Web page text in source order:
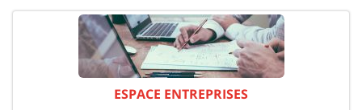
ESPACE ENTREPRISES